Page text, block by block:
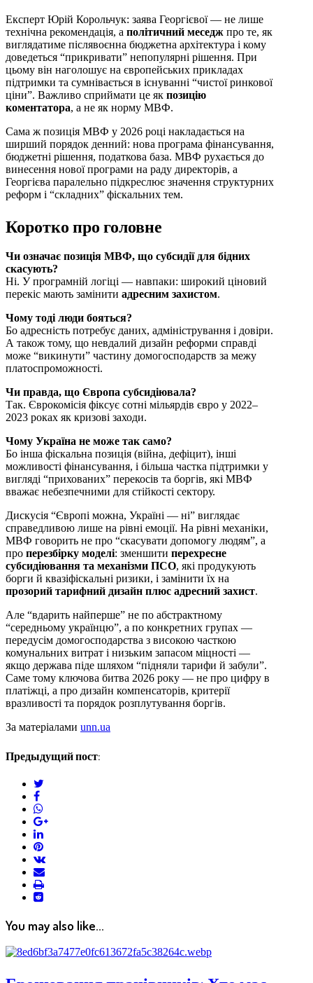
Експерт Юрій Корольчук: заява Георгієвої — не лише
технічна рекомендація, а політичний меседж про те, як
виглядатиме післявоєнна бюджетна архітектура і кому
доведеться “прикривати” непопулярні рішення. При
цьому він наголошує на європейських прикладах
підтримки та сумнівається в існуванні “чистої ринкової
ціни”. Важливо сприймати це як позицію
коментатора, а не як норму МВФ.
Сама ж позиція МВФ у 2026 році накладається на
ширший порядок денний: нова програма фінансування,
бюджетні рішення, податкова база. МВФ рухається до
винесення нової програми на раду директорів, а
Георгієва паралельно підкреслює значення структурних
реформ і “складних” фіскальних тем.
Коротко про головне
Чи означає позиція МВФ, що субсидії для бідних
скасують?
Ні. У програмній логіці — навпаки: широкий ціновий
перекіс мають замінити адресним захистом.
Чому тоді люди бояться?
Бо адресність потребує даних, адміністрування і довіри.
А також тому, що невдалий дизайн реформи справді
може “викинути” частину домогосподарств за межу
платоспроможності.
Чи правда, що Європа субсидіювала?
Так. Єврокомісія фіксує сотні мільярдів євро у 2022–
2023 роках як кризові заходи.
Чому Україна не може так само?
Бо інша фіскальна позиція (війна, дефіцит), інші
можливості фінансування, і більша частка підтримки у
вигляді “прихованих” перекосів та боргів, які МВФ
вважає небезпечними для стійкості сектору.
Дискусія “Європі можна, Україні — ні” виглядає
справедливою лише на рівні емоції. На рівні механіки,
МВФ говорить не про “скасувати допомогу людям”, а
про перезбірку моделі: зменшити перехресне
субсидіювання та механізми ПСО, які продукують
борги й квазіфіскальні ризики, і замінити їх на
прозорий тарифний дизайн плюс адресний захист.
Але “вдарить найперше” не по абстрактному
“середньому українцю”, а по конкретних групах —
передусім домогосподарства з високою часткою
комунальних витрат і низьким запасом міцності —
якщо держава піде шляхом “підняли тарифи й забули”.
Саме тому ключова битва 2026 року — не про цифру в
платіжці, а про дизайн компенсаторів, критерії
вразливості та порядок розплутування боргів.
За матеріалами unn.ua
Предыдущий пост:
facebook
google+
linkedin
pinterest
vkontakte
email
print
reddit
reddit
You may also like...